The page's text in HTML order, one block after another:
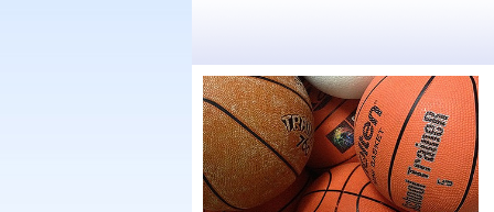
Neuer Haupt-und
neuer Partner der Ravens